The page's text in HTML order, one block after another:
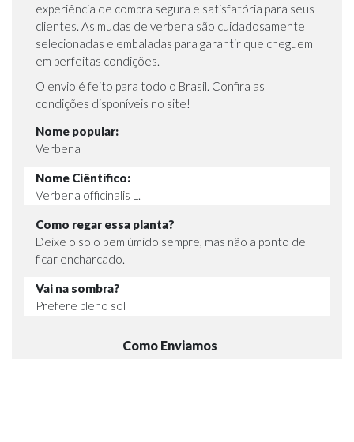
experiência de compra segura e satisfatória para seus
clientes. As mudas de verbena são cuidadosamente
selecionadas e embaladas para garantir que cheguem
em perfeitas condições.
O envio é feito para todo o Brasil. Confira as
condições disponíveis no site!
Nome popular:
Verbena
Nome Ciêntífico:
Verbena officinalis L.
Como regar essa planta?
Deixe o solo bem úmido sempre, mas não a ponto de
ficar encharcado.
Vai na sombra?
Prefere pleno sol
Como Enviamos